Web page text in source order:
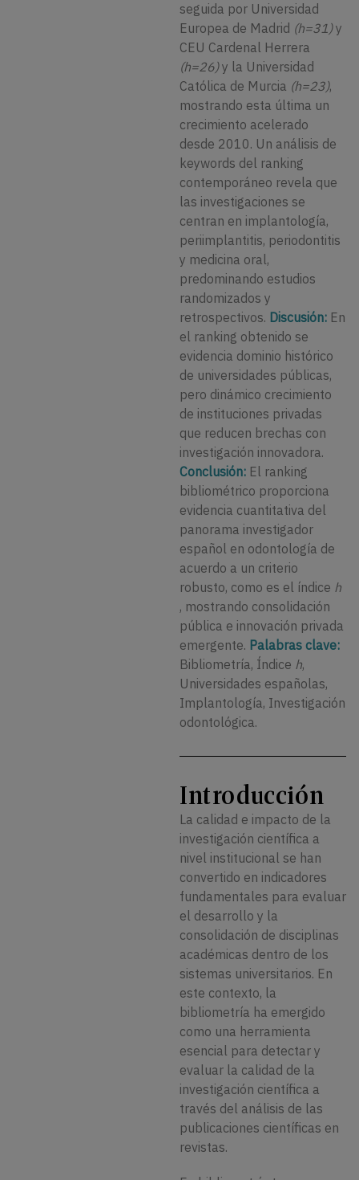
seguida por Universidad
Europea de Madrid (h=31)y
CEU Cardenal Herrera
(h=26)y la Universidad
Católica de Murcia (h=23),
mostrando esta última un
crecimiento acelerado
desde 2010. Un análisis de
keywords del ranking
contemporáneo revela que
las investigaciones se
centran en implantología,
periimplantitis, periodontitis
y medicina oral,
predominando estudios
randomizados y
retrospectivos. Discusión: En
el ranking obtenido se
evidencia dominio histórico
de universidades públicas,
pero dinámico crecimiento
de instituciones privadas
que reducen brechas con
investigación innovadora.
Conclusión: El ranking
bibliométrico proporciona
evidencia cuantitativa del
panorama investigador
español en odontología de
acuerdo a un criterio
robusto, como es el índice h
, mostrando consolidación
pública e innovación privada
emergente. Palabras clave:
Bibliometría, Índice h,
Universidades españolas,
Implantología, Investigación
odontológica.
Introducción
La calidad e impacto de la
investigación científica a
nivel institucional se han
convertido en indicadores
fundamentales para evaluar
el desarrollo y la
consolidación de disciplinas
académicas dentro de los
sistemas universitarios. En
este contexto, la
bibliometría ha emergido
como una herramienta
esencial para detectar y
evaluar la calidad de la
investigación científica a
través del análisis de las
publicaciones científicas en
revistas.